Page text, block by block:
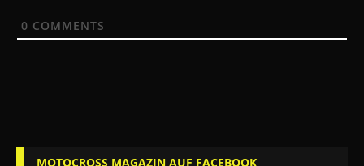
0 COMMENTS
MOTOCROSS MAGAZIN AUF FACEBOOK